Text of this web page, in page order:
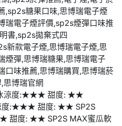
冰涼度:★★★ 甜度: ★★
度:★★★ 甜度: ★★ SP2S
甜度: ★★ SP2S MAX蜜瓜軟